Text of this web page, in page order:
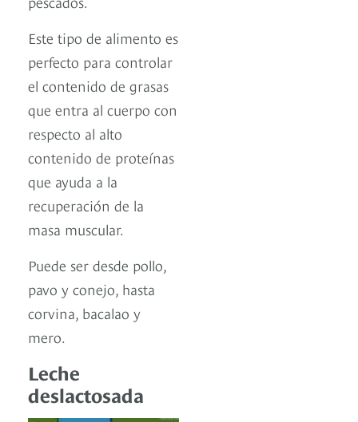
Este tipo de alimento es
perfecto para controlar
el contenido de grasas
que entra al cuerpo con
respecto al alto
contenido de proteínas
que ayuda a la
recuperación de la
masa muscular.
Puede ser desde pollo,
pavo y conejo, hasta
corvina, bacalao y
mero.
Leche
deslactosada